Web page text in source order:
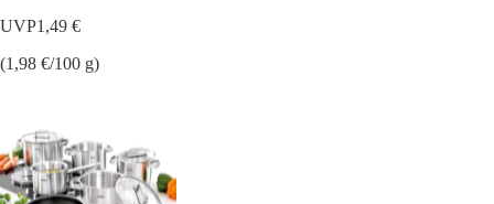
UVP1,49 €
(1,98 €/100 g)